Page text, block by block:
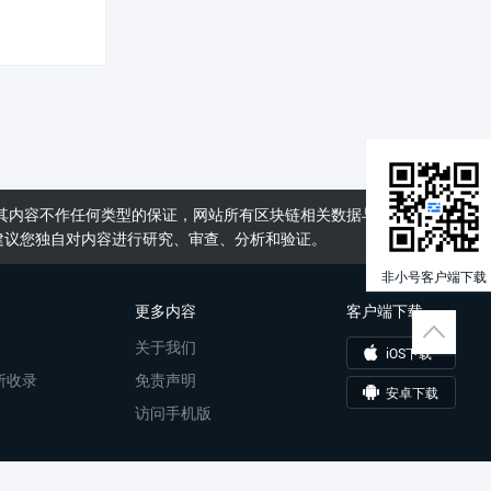
容不作任何类型的保证，网站所有区块链相关数据与资料仅供用
您独自对内容进行研究、审查、分析和验证。
收录
更多内容
关于我们
免责声明
访问手机版
客户端下载
iOS下载
安卓下载
非小号客户端下载